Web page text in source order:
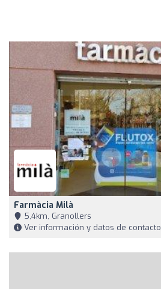
Farmàcia Milà
5,4km, Granollers
Ver información y datos de contacto